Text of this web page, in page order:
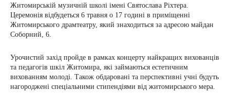
Житомирській музичній школі імені Святослава Ріхтера.
Церемонія відбудеться 6 травня о 17 годині в приміщенні
Житомирського драмтеатру, який знаходиться за адресою майдан
Соборний, 6.
Урочистий захід пройде в рамках концерту найкращих вихованців
та педагогів шкіл Житомира, які займаються естетичним
вихованням молоді. Також обдаровані та перспективні учні будуть
нагороджені спеціальними стипендіями від житомирського мера.